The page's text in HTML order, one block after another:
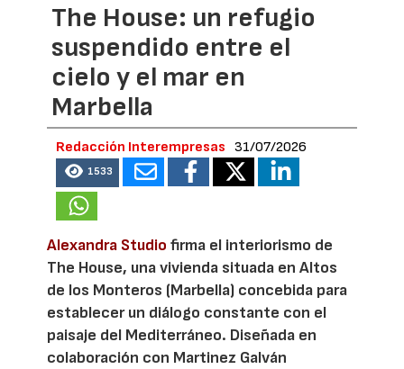
The House: un refugio
suspendido entre el
cielo y el mar en
Marbella
Redacción Interempresas 31/07/2026
1533
Alexandra Studio firma el interiorismo de
The House, una vivienda situada en Altos
de los Monteros (Marbella) concebida para
establecer un diálogo constante con el
paisaje del Mediterráneo. Diseñada en
colaboración con Martinez Galván